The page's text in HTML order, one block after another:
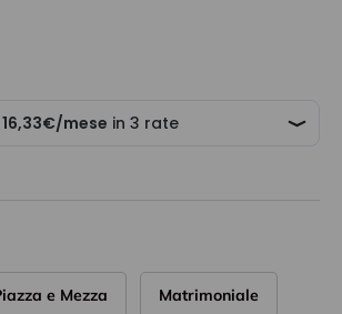
e Mezza Matrimoniale